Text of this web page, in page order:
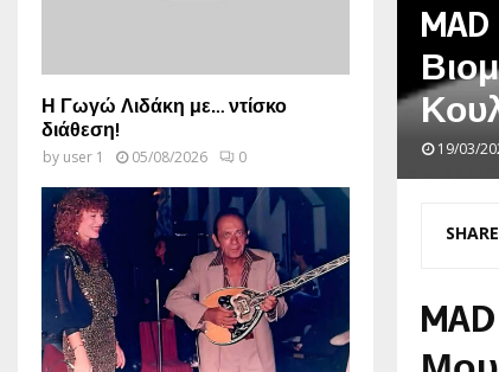
19/03/
SHARE
Η Γωγώ Λιδάκη με… ντίσκο
διάθεση!
by user 1 05/08/2026 0